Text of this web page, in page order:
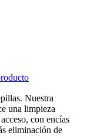
Nuestra
una limpieza
con encías
eliminación de